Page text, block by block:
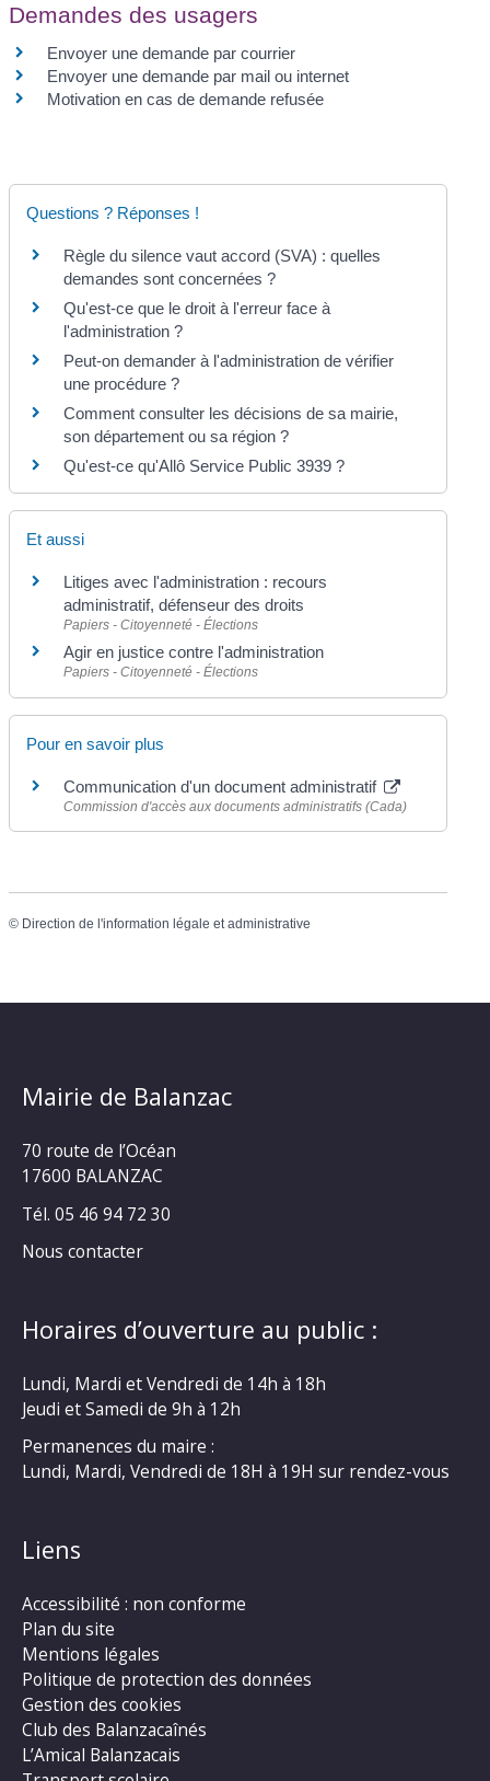
Demandes des usagers
Envoyer une demande par courrier
Envoyer une demande par mail ou internet
Motivation en cas de demande refusée
Questions ? Réponses !
Règle du silence vaut accord (SVA) : quelles
demandes sont concernées ?
Qu'est-ce que le droit à l'erreur face à
l'administration ?
Peut-on demander à l'administration de vérifier
une procédure ?
Comment consulter les décisions de sa mairie,
son département ou sa région ?
Qu'est-ce qu'Allô Service Public 3939 ?
Et aussi
Litiges avec l'administration : recours
administratif, défenseur des droits
Papiers - Citoyenneté - Élections
Agir en justice contre l'administration
Papiers - Citoyenneté - Élections
Pour en savoir plus
Communication d'un document administratif
Commission d'accès aux documents administratifs (Cada)
© Direction de l'information légale et administrative
Mairie de Balanzac
70 route de l’Océan
17600 BALANZAC
Tél. 05 46 94 72 30
Nous contacter
Horaires d’ouverture au public :
Lundi, Mardi et Vendredi de 14h à 18h
Jeudi et Samedi de 9h à 12h
Permanences du maire :
Lundi, Mardi, Vendredi de 18H à 19H sur rendez-vous
Liens
Accessibilité : non conforme
Plan du site
Mentions légales
Politique de protection des données
Gestion des cookies
Club des Balanzacaînés
L’Amical Balanzacais